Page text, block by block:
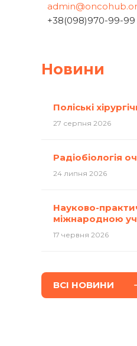
+38(098)970-99-99
Новини
Поліські
27 серпня 2026
Радіобіологія
24 липня 2026
Науково-
міжнародною
17 червня 2026
ВСI НОВИНИ